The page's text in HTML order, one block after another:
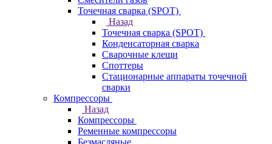
Точечная сварка (SPOT)
Назад
Точечная сварка (SPOT)
Конденсаторная сварка
Сварочные клещи
Споттеры
Стационарные аппараты точечной
сварки
Компрессоры
Назад
Компрессоры
Ременные компрессоры
Безмасляные